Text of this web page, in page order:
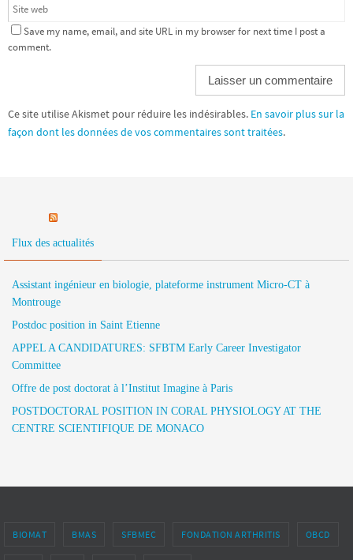
Save my name, email, and site URL in my browser for next time I post a
comment.
Ce site utilise Akismet pour réduire les indésirables. En savoir plus sur la
façon dont les données de vos commentaires sont traitées.
Flux des actualités
Assistant ingénieur en biologie, plateforme instrument Micro-CT à
Montrouge
Postdoc position in Saint Etienne
APPEL A CANDIDATURES: SFBTM Early Career Investigator
Committee
Offre de post doctorat à l’Institut Imagine à Paris
POSTDOCTORAL POSITION IN CORAL PHYSIOLOGY AT THE
CENTRE SCIENTIFIQUE DE MONACO
BIOMAT BMAS SFBMEC FONDATION ARTHRITIS OBCD